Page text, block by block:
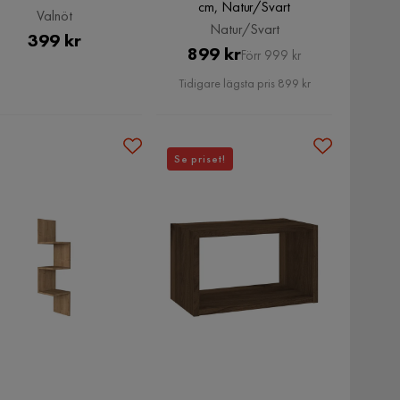
Valnöt
Pris
399 kr
cm, Natur/Svart
Natur/Svart
Pris
899 krOriginal
Pris
Förr 999 kr
Tidigare lägsta pris 899 kr
Se priset!